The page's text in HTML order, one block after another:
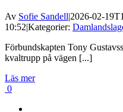
Av Sofie Sandell|2026-02-
10:52|Kategorier:
Förbundskapten Tony
kvaltrupp på vägen [...]
Läs mer
0